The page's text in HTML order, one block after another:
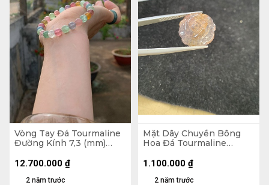
Vòng Tay Đá Tourmaline
Đường Kính 7,3 (mm)
2 năm trước
12.700.000 ₫
Mặt Dây Chuyền Bông
Hoa Đá Tourmaline
2 năm trước
1.100.000 ₫